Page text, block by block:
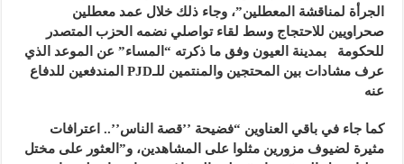
الجرأة لمناقشة المعطلين”، وجاء ذلك خلال عمد معطلين
صحراويين للاحتجاج وسط لقاء تواصلي نضمه الحزب المتصدر
للحكومة بمدينة العيون وفق ما ذكرته “المساء” عن الموعد الذي
عرف مشادات بين المحتجين والمنتمين للـPJD المندفعين للدفاع
عنه
كما جاء في باقي العناوين “فضيحة ’’قصة الناس’’.. اعترافات
مثيرة لضيوف مزورين مثلوا على المشاهدين، و”العثور على مختل